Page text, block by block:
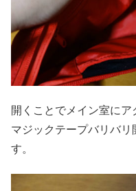
開くことでメイン室にア
マジックテープバリバ
す。